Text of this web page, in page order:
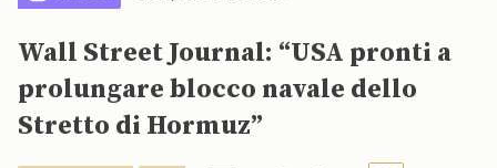
Wall Street Journal: “USA pronti a
prolungare blocco navale dello
Stretto di Hormuz”